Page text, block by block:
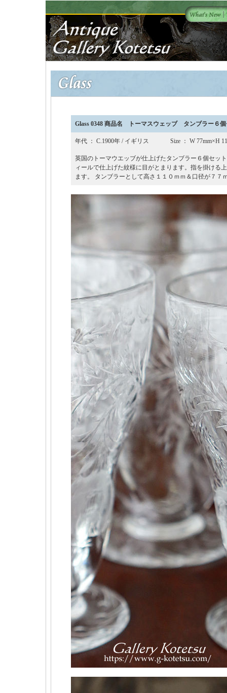
Glass 0348 商品名 トーマスウェッブ タンブラー６個
年代 ： C.1900年 / イギリス Size ： W 77mm×H
英国のトーマウエッブが仕上げたタンブラー６個セッ
ィールで仕上げた紋様に目がとまります。指を掛ける
ます。 タンブラーとして高さ１１０ｍｍ＆口径が７７